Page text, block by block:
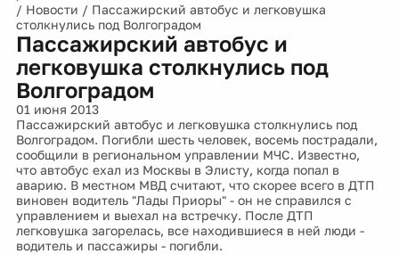
/ Новости / Пассажирский автобус и легковушка
столкнулись под Волгоградом
Пассажирский автобус и
легковушка столкнулись под
Волгоградом
01 июня 2013
Пассажирский автобус и легковушка столкнулись под
Волгоградом. Погибли шесть человек, восемь пострадали,
сообщили в региональном управлении МЧС. Известно,
что автобус ехал из Москвы в Элисту, когда попал в
аварию. В местном МВД считают, что скорее всего в ДТП
виновен водитель "Лады Приоры" - он не справился с
управлением и выехал на встречку. После ДТП
легковушка загорелась, все находившиеся в ней люди -
водитель и пассажиры - погибли.